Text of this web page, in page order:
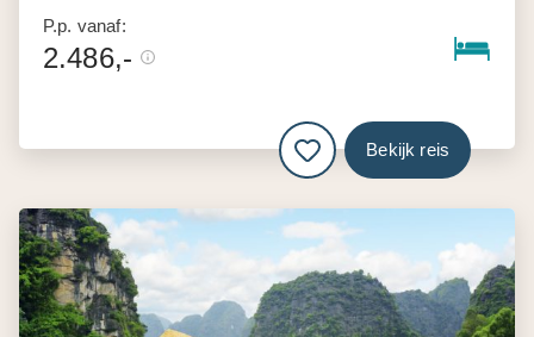
P.p. vanaf:
2.486,-
Bekijk reis